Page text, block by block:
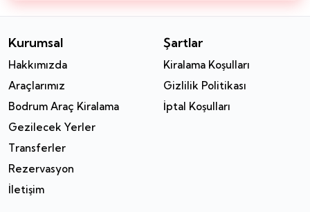
Kurumsal
Hakkımızda
Araçlarımız
Bodrum Araç Kiralama
Gezilecek Yerler
Transferler
Rezervasyon
İletişim
Şartlar
Kiralama Koşulları
Gizlilik Politikası
İptal Koşulları